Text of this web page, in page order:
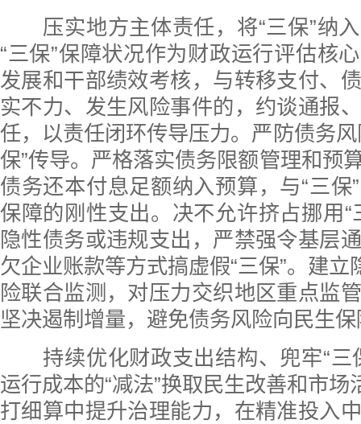
压实地方主体责任，将“三保”纳入
“三保”保障状况作为财政运行评估核
发展和干部绩效考核，与转移支付、
实不力、发生风险事件的，约谈通报
任，以责任闭环传导压力。严防债务
保”传导。严格落实债务限额管理和预
债务还本付息足额纳入预算，与“三保
保障的刚性支出。决不允许挤占挪用“
隐性债务或违规支出，严禁强令基层
欠企业账款等方式搞虚假“三保”。建立
险联合监测，对压力交织地区重点监
坚决遏制增量，避免债务风险向民生
持续优化财政支出结构、兜牢“三
运行成本的“减法”换取民生改善和市场
打细算中提升治理能力，在精准投入